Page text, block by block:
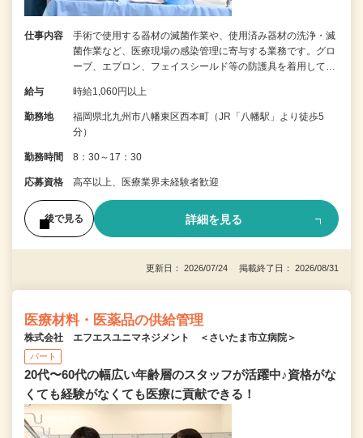
仕事内容
手術で使用する器材の滅菌作業や、使用済み器材の洗浄・滅
菌作業など、医療現場の感染管理に寄与する業務です。グロ
ーブ、エプロン、フェイスシールド等の防護具を着用して…
給与 時給1,060円以上
勤務地
福岡県北九州市八幡東区西本町（JR「八幡駅」より徒歩5
分）
勤務時間 8：30～17：30
応募資格 高卒以上、医療業界未経験者歓迎
後で見る 詳細を見る
更新日： 2026/07/24 掲載終了日： 2026/08/31
医療材料・医薬品の供給管理
株式会社 エフエスユニマネジメント ＜さいたま市立病院＞
パート
20代〜60代の幅広い年齢層のスタッフが活躍中♪資格がな
くても経験がなくても医療に貢献できる！